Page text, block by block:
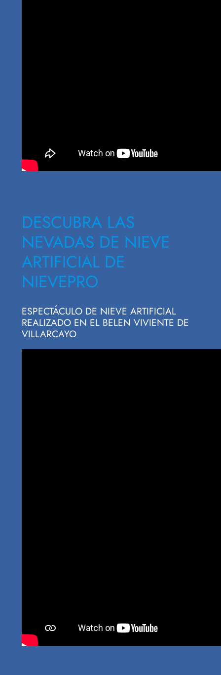
DESCUBRA LAS
NEVADAS DE NIEVE
ARTIFICIAL DE
NIEVEPRO
ESPECTÁCULO DE NIEVE ARTIFICIAL
REALIZADO EN EL BELEN VIVIENTE DE
VILLARCAYO